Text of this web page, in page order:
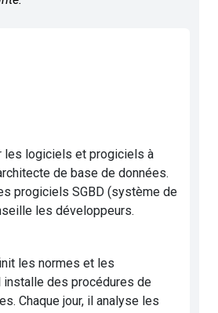
les logiciels et progiciels à
de base de données.
progiciels SGBD (système de
les développeurs.
les normes et les
des procédures de
Chaque jour, il analyse les